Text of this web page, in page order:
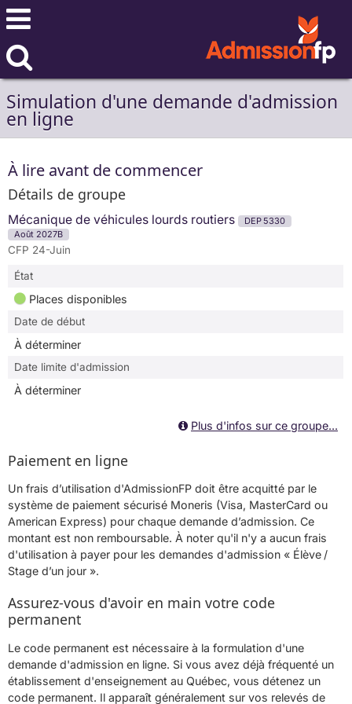
Simulation d'une demande d'admission
en ligne
À lire avant de commencer
Détails de groupe
Mécanique de véhicules lourds routiers
DEP 5330
Août 2027B
CFP 24-Juin
État
Places disponibles
Date de début
À déterminer
Date limite d'admission
À déterminer
Plus d'infos sur ce groupe...
Paiement en ligne
Un frais d’utilisation d'AdmissionFP doit être acquitté par le
système de paiement sécurisé Moneris (Visa, MasterCard ou
American Express) pour chaque demande d’admission. Ce
montant est non remboursable. À noter qu'il n'y a aucun frais
d'utilisation à payer pour les demandes d'admission « Élève /
Stage d’un jour ».
Assurez-vous d'avoir en main votre code
permanent
Le code permanent est nécessaire à la formulation d'une
demande d'admission en ligne. Si vous avez déjà fréquenté un
établissement d'enseignement au Québec, vous détenez un
code permanent. Il apparaît généralement sur vos relevés de